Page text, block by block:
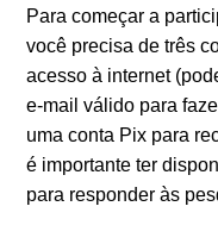
Para começar a
você precisa de três
acesso à internet
e-mail válido para
uma conta Pix para
é importante ter
para responder às